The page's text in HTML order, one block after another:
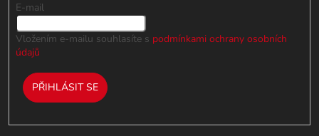
E-mail
Vložením e-mailu souhlasíte s podmínkami ochrany osobních
údajů
PŘIHLÁSIT SE